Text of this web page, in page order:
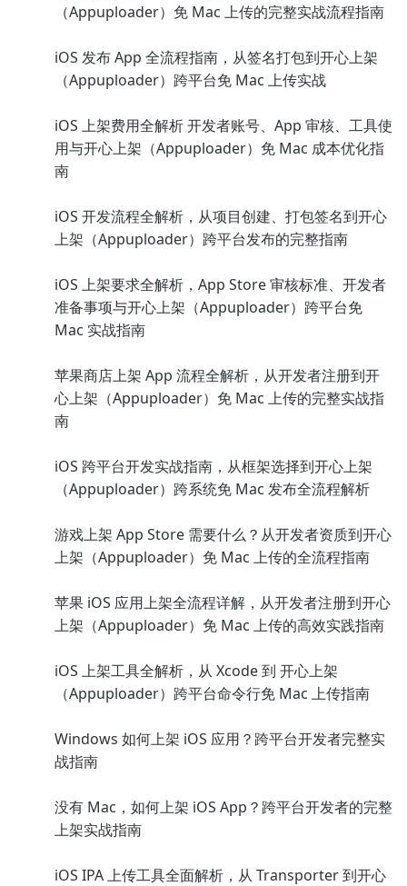
（Appuploader）免 Mac 上传的完整实战流程指南
iOS 发布 App 全流程指南，从签名打包到开心上架
（Appuploader）跨平台免 Mac 上传实战
iOS 上架费用全解析 开发者账号、App 审核、工具使
用与开心上架（Appuploader）免 Mac 成本优化指
南
iOS 开发流程全解析，从项目创建、打包签名到开心
上架（Appuploader）跨平台发布的完整指南
iOS 上架要求全解析，App Store 审核标准、开发者
准备事项与开心上架（Appuploader）跨平台免
Mac 实战指南
苹果商店上架 App 流程全解析，从开发者注册到开
心上架（Appuploader）免 Mac 上传的完整实战指
南
iOS 跨平台开发实战指南，从框架选择到开心上架
（Appuploader）跨系统免 Mac 发布全流程解析
游戏上架 App Store 需要什么？从开发者资质到开心
上架（Appuploader）免 Mac 上传的全流程指南
苹果 iOS 应用上架全流程详解，从开发者注册到开心
上架（Appuploader）免 Mac 上传的高效实践指南
iOS 上架工具全解析，从 Xcode 到 开心上架
（Appuploader）跨平台命令行免 Mac 上传指南
Windows 如何上架 iOS 应用？跨平台开发者完整实
战指南
没有 Mac，如何上架 iOS App？跨平台开发者的完整
上架实战指南
iOS IPA 上传工具全面解析，从 Transporter 到开心